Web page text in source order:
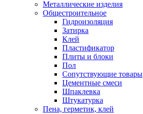
Металлические изделия
Общестроительное
Гидроизоляция
Затирка
Клей
Пластификатор
Плиты и блоки
Пол
Сопутствующие товары
Цементные смеси
Шпаклевка
Штукатурка
Пена, герметик, клей